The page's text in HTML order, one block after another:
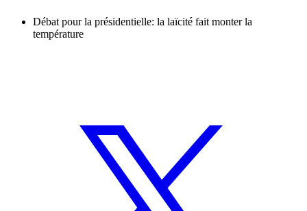
Débat pour la présidentielle: la laïcité fait monter la
température